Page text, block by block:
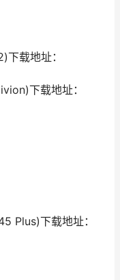
载地址：
下载地址：
Plus)下载地址：